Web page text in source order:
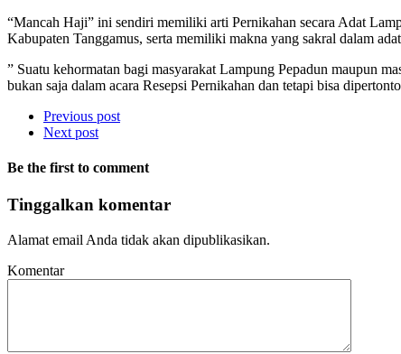
“Mancah Haji” ini sendiri memiliki arti Pernikahan secara Adat
Kabupaten Tanggamus, serta memiliki makna yang sakral dalam
” Suatu kehormatan bagi masyarakat Lampung Pepadun maupun
bukan saja dalam acara Resepsi Pernikahan dan tetapi bisa
Previous post
Next post
Be the first to comment
Tinggalkan komentar
Alamat email Anda tidak akan dipublikasikan.
Komentar